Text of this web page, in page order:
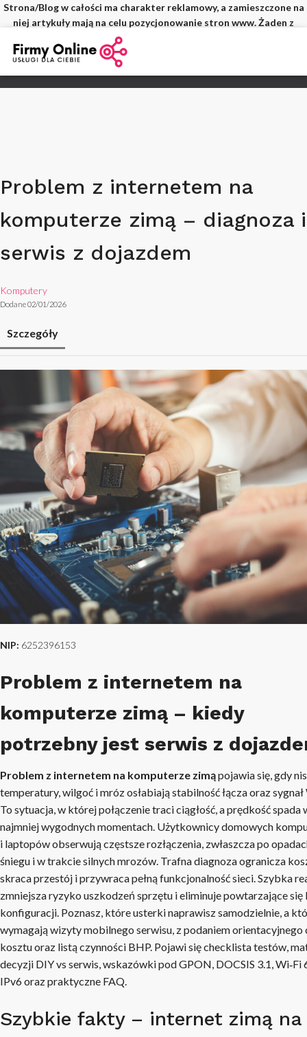
Strona/Blog w całości ma charakter reklamowy, a zamieszczone na
niej artykuły mają na celu pozycjonowanie stron www. Żaden z
wpisów nie pochodzi od użytkowników, a wszystkie zostały
Problem z internetem na
komputerze zimą – diagnoza i
serwis z dojazdem
Komputery
Dodane 02/01/2026
Szczegóły
NIP: 6252396153
Problem z internetem na
komputerze zimą – kiedy
potrzebny jest serwis z
Problem z internetem na komputerze zimąpojawia się, gdy
temperatury, wilgoć i mróz osłabiają stabilność łącza oraz sygnał
To sytuacja, w której połączenie traci ciągłość, a prędkość spada
najmniej wygodnych momentach. Użytkownicy domowych
i laptopów obserwują częstsze rozłączenia, zwłaszcza po
śniegu i w trakcie silnych mrozów. Trafna diagnoza ogranicza
skraca przestój i przywraca pełną funkcjonalność sieci. Szybka
zmniejsza ryzyko uszkodzeń sprzętu i eliminuje powtarzające się
konfiguracji. Poznasz, które usterki naprawisz samodzielnie, a
wymagają wizyty mobilnego serwisu, z podaniem orientacyjnego
kosztu oraz listą czynności BHP. Pojawi się checklista testów,
decyzji DIY vs serwis, wskazówki pod GPON, DOCSIS 3.1, Wi‑Fi
IPv6 oraz praktyczne FAQ.
Szybkie fakty – internet zimą na